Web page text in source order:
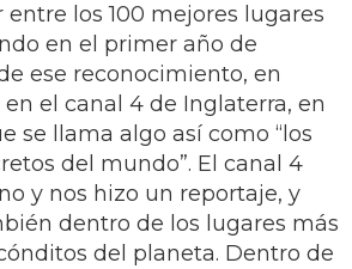
los 100 mejores lugares
en el primer año de
ese reconocimiento, en
el canal 4 de Inglaterra, en
se llama algo así como “los
del mundo”. El canal 4
y nos hizo un reportaje, y
dentro de los lugares más
del planeta. Dentro de